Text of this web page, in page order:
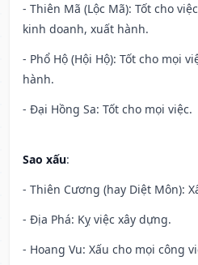
- Thiên Mã (Lộc Mã): Tốt cho
kinh doanh, xuất hành.
- Phổ Hộ (Hội Hộ): Tốt cho mọi
hành.
- Đại Hồng Sa: Tốt cho mọi việc.
Sao xấu:
- Thiên Cương (hay Diệt Môn):
- Địa Phá: Kỵ việc xây dựng.
- Hoang Vu: Xấu cho mọi công